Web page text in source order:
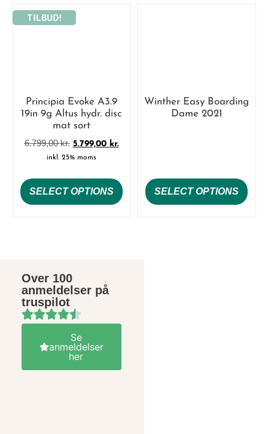
TILBUD!
Principia Evoke A3.9
19in 9g Altus hydr. disc
mat sort
6.799,00kr. 5.799,00 kr.
inkl. 25% moms
SELECT OPTIONS
Winther Easy Boarding
Dame 2021
SELECT OPTIONS
Over 100
anmeldelser på
truspilot
Se
anmeldelser
her